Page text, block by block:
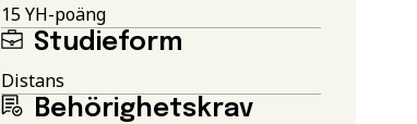
15 YH-poäng
Studieform
Distans
Behörighetskrav